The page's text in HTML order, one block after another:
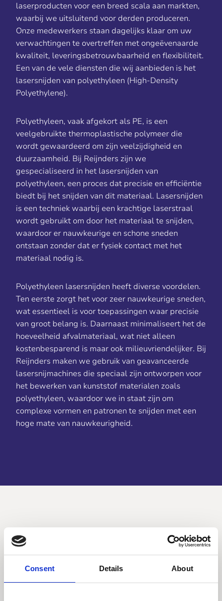
Consent Details About
laserproducten voor een breed scala aan markten,
waarbij we uitsluitend voor derden produceren.
Onze medewerkers staan dagelijks klaar om uw
verwachtingen te overtreffen met ongeëvenaarde
kwaliteit, leveringsbetrouwbaarheid en flexibiliteit.
Een van de vele diensten die wij aanbieden is het
lasersnijden van polyethyleen (High-Density
Polyethylene).
Polyethyleen, vaak afgekort als PE, is een
veelgebruikte thermoplastische polymeer die
wordt gewaardeerd om zijn veelzijdigheid en
duurzaamheid. Bij Reijnders zijn we
gespecialiseerd in het lasersnijden van
polyethyleen, een proces dat precisie en efficiëntie
biedt bij het snijden van dit materiaal. Lasersnijden
is een techniek waarbij een krachtige laserstraal
wordt gebruikt om door het materiaal te snijden,
waardoor er nauwkeurige en schone sneden
ontstaan zonder dat er fysiek contact met het
materiaal nodig is.
Polyethyleen lasersnijden heeft diverse voordelen.
Ten eerste zorgt het voor zeer nauwkeurige sneden,
wat essentieel is voor toepassingen waar precisie
van groot belang is. Daarnaast minimaliseert het de
hoeveelheid afvalmateriaal, wat niet alleen
kostenbesparend is maar ook milieuvriendelijker. Bij
Reijnders maken we gebruik van geavanceerde
lasersnijmachines die speciaal zijn ontworpen voor
het bewerken van kunststof materialen zoals
polyethyleen, waardoor we in staat zijn om
complexe vormen en patronen te snijden met een
hoge mate van nauwkeurigheid.
De voordelen van
HDPE lasersnijden